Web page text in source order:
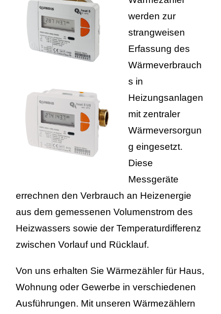
werden zur
strangweisen
Erfassung des
Wärmeverbrauch
s in
Heizungsanlagen
mit zentraler
Wärmeversorgun
g eingesetzt.
Diese
Messgeräte
errechnen den Verbrauch an Heizenergie
aus dem gemessenen Volumenstrom des
Heizwassers sowie der Temperaturdifferenz
zwischen Vorlauf und Rücklauf.
Von uns erhalten Sie Wärmezähler für Haus,
Wohnung oder Gewerbe in verschiedenen
Ausführungen. Mit unseren Wärmezählern